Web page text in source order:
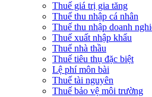
Thuế giá trị gia tăng
Thuế thu nhập cá nhân
Thuế thu nhập doanh
Thuế xuất nhập khẩu
Thuế nhà thầu
Thuế tiêu thụ đặc biệt
Lệ phí môn bài
Thuế tài nguyên
Thuế bảo vệ môi trường